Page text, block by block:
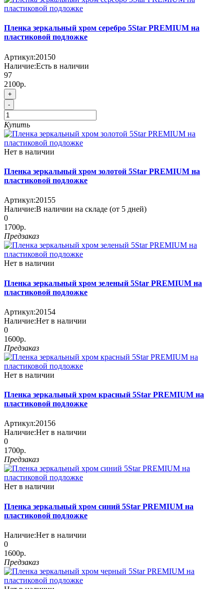
Пленка зеркальный хром серебро 5Star PREMIUM на
пластиковой подложке
Артикул:20150
Наличие:Есть в наличии
97
2100р.
+
-
Купить
Нет в наличии
Пленка зеркальный хром золотой 5Star PREMIUM на
пластиковой подложке
Артикул:20155
Наличие:В наличии на складе (от 5 дней)
0
1700р.
Предзаказ
Нет в наличии
Пленка зеркальный хром зеленый 5Star PREMIUM на
пластиковой подложке
Артикул:20154
Наличие:Нет в наличии
0
1600р.
Предзаказ
Нет в наличии
Пленка зеркальный хром красный 5Star PREMIUM на
пластиковой подложке
Артикул:20156
Наличие:Нет в наличии
0
1700р.
Предзаказ
Нет в наличии
Пленка зеркальный хром синий 5Star PREMIUM на
пластиковой подложке
Наличие:Нет в наличии
0
1600р.
Предзаказ